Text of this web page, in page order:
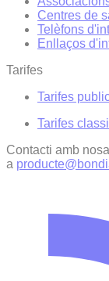
Centres de
Telèfons
Enllaços
Tarifes
Tarifes
Tarifes
Contacti amb
a